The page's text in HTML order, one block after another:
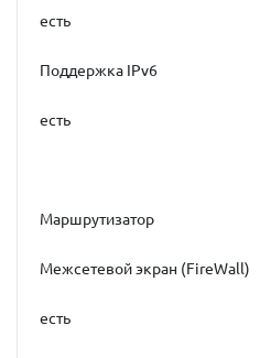
есть
Поддержка IPv6
есть
Маршрутизатор
Межсетевой экран (FireWall)
есть